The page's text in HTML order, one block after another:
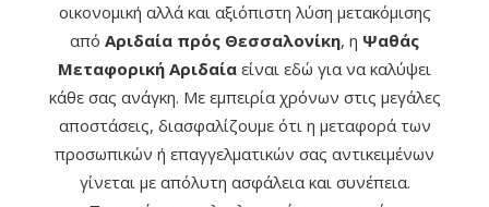
οικονομική αλλά και αξιόπιστη λύση μετακόμισης
από Αριδαία πρός Θεσσαλονίκη, η Ψαθάς
Μεταφορική Αριδαία είναι εδώ για να καλύψει
κάθε σας ανάγκη. Με εμπειρία χρόνων στις μεγάλες
αποστάσεις, διασφαλίζουμε ότι η μεταφορά των
προσωπικών ή επαγγελματικών σας αντικειμένων
γίνεται με απόλυτη ασφάλεια και συνέπεια.